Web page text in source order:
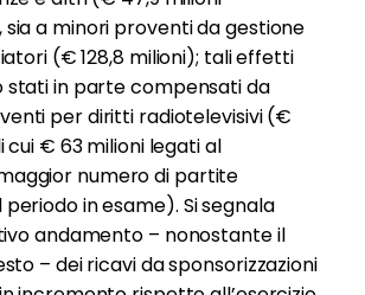
a minori proventi da gestione
(€ 128,8 milioni); tali effetti
stati in parte compensati da
per diritti radiotelevisivi (€
cui € 63 milioni legati al
numero di partite
in esame). Si segnala
andamento – nonostante il
– dei ricavi da sponsorizzazioni